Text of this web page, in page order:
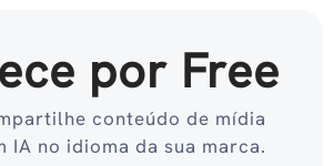
por Free
conteúdo de mídia
IA no idioma da sua marca.